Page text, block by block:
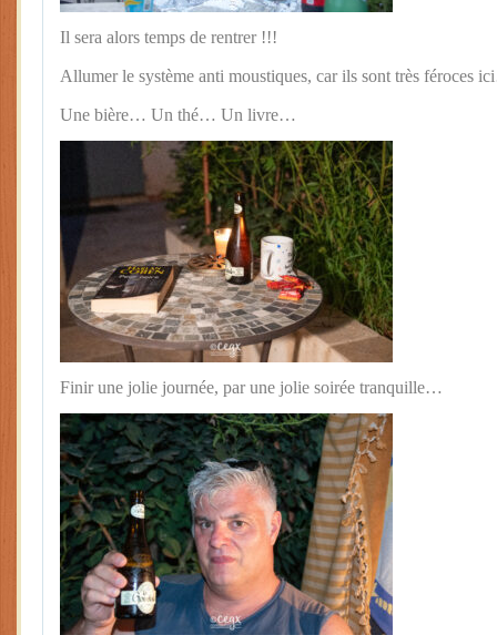
Il sera alors temps de rentrer !!!
Allumer le système anti moustiques, car ils sont très féroces
Une bière… Un thé… Un livre…
Finir une jolie journée, par une jolie soirée tranquille…